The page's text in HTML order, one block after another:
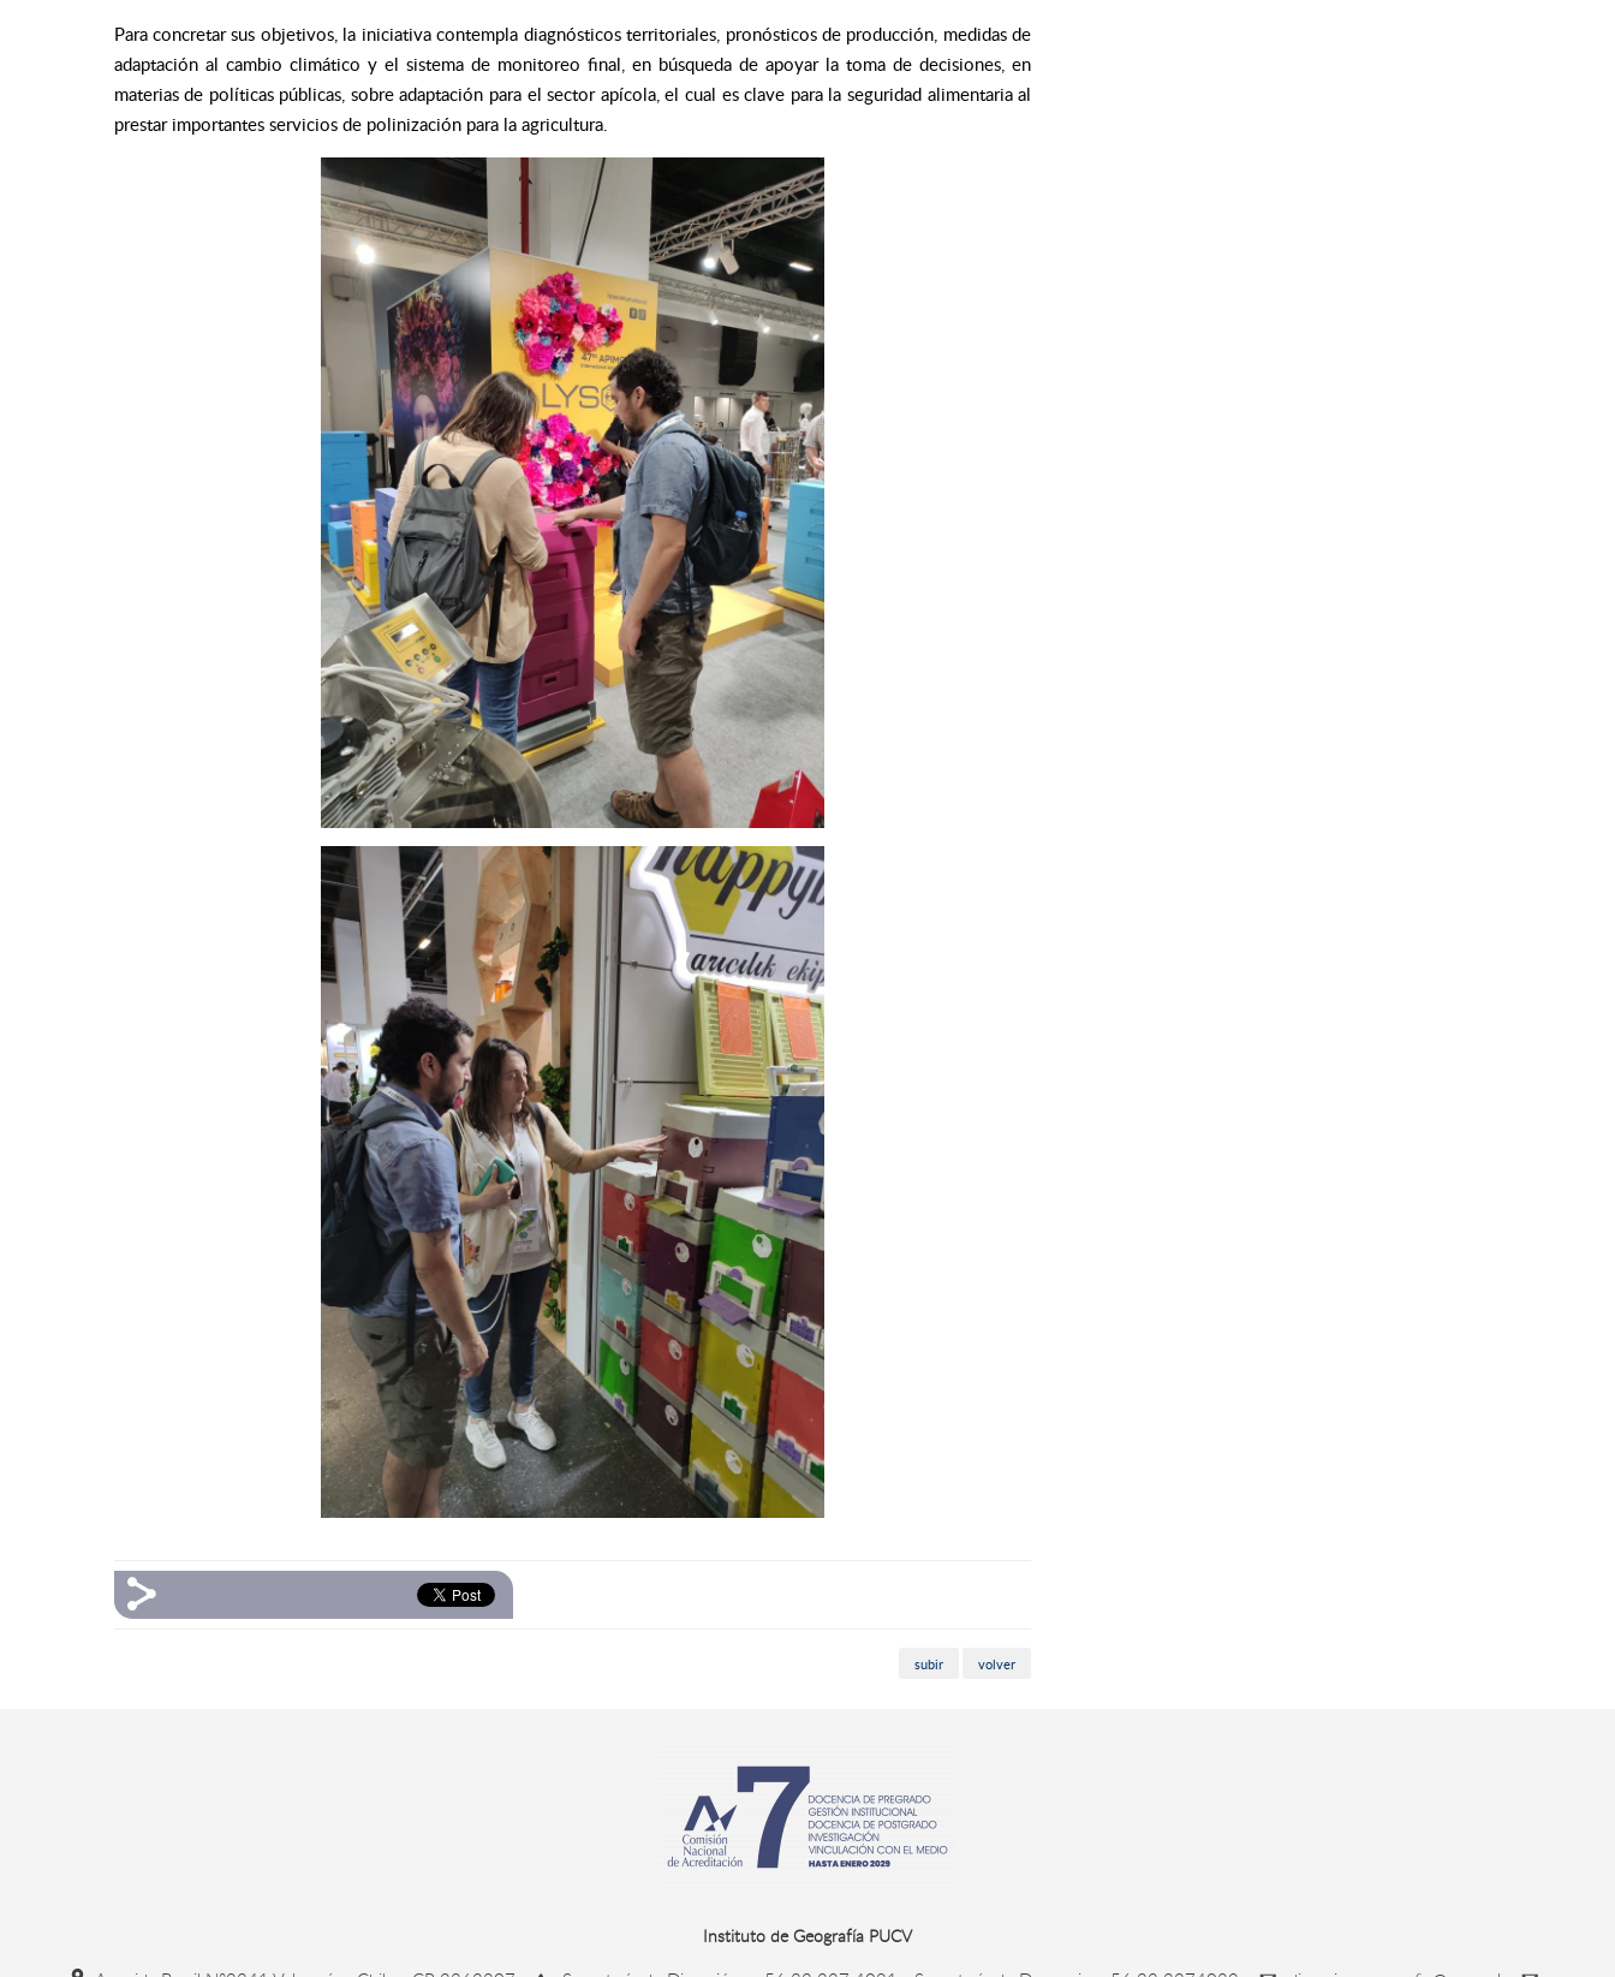
Para concretar sus objetivos, la iniciativa contempla diagnósticos territoriales, pronósticos de producción, medidas de
adaptación al cambio climático y el sistema de monitoreo final, en búsqueda de apoyar la toma de decisiones, en
materias de políticas públicas, sobre adaptación para el sector apícola, el cual es clave para la seguridad alimentaria al
prestar importantes servicios de polinización para la agricultura.
subir volver
Instituto de Geografía PUCV